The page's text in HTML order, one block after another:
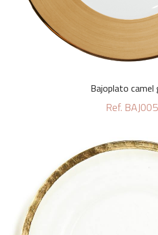
Bajoplato camel
Ref. BAJ005